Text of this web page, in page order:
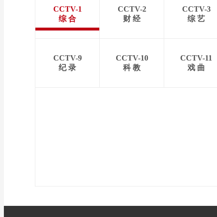
CCTV-1
综 合
CCTV-2
财 经
CCTV-3
综 艺
CCTV-9
纪 录
CCTV-10
科 教
CCTV-11
戏 曲